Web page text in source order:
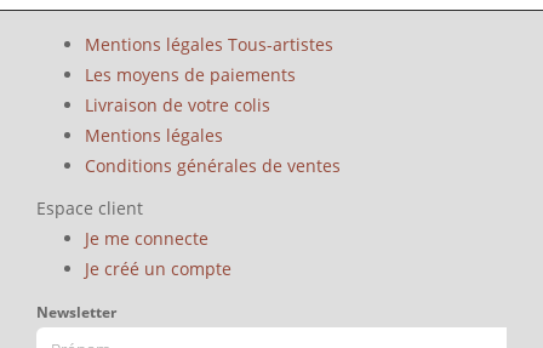
Mentions légales Tous-artistes
Les moyens de paiements
Livraison de votre colis
Mentions légales
Conditions générales de ventes
Espace client
Je me connecte
Je créé un compte
Newsletter